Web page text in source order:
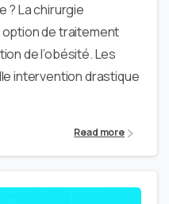
? La chirurgie
de traitement
de l’obésité. Les
intervention drastique
Read more